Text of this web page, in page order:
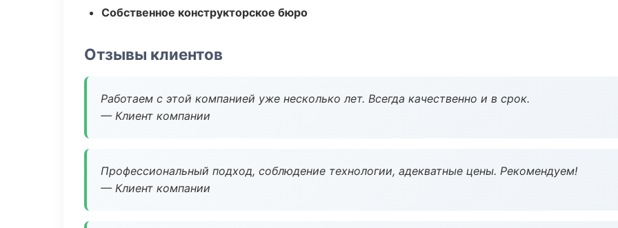
Собственное конструкторское бюро
Отзывы клиентов
Работаем с этой компанией уже несколько лет. Всегда качественно и в срок.
— Клиент компании
Профессиональный подход, соблюдение технологии, адекватные цены. Рекомендуем!
— Клиент компании